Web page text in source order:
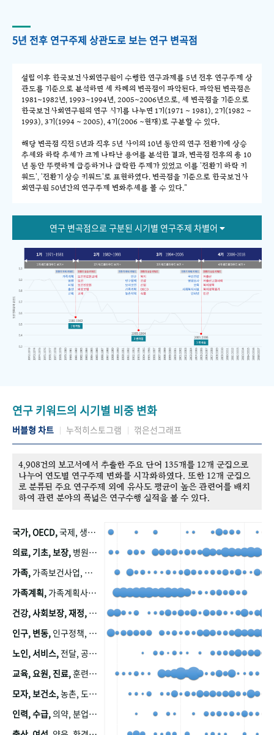
5년 전후 연구주제 상관도로 보는 연구 변곡점
설립 이후 한국보건사회연구원이 수행한 연구과제를 5년 전후 연구주제 상
관도를 기준으로 분석하면 세 차례의 변곡점이 파악된다. 파악된 변곡점은
1981~1982년, 1993~1994년, 2005~2006년으로, 세 변곡점을 기준으로
한국보건사회연구원의 연구 시기를 나누면 1기(1971 ~ 1981), 2기(1982 ~
1993), 3기(1994 ~ 2005), 4기(2006 ~현재)로 구분할 수 있다.
해당 변곡점 직전 5년과 직후 5년 사이의 10년 동안의 연구 전환기에 상승
추세와 하락 추세가 크게 나타난 용어를 분석한 결과, 변곡점 전후의 총 10
년 동안 뚜렷하게 급증하거나 급락한 주제가 있었고 이를 '전환기 하락 키
워드', '전환기 상승 키워드'로 표현하였다. 변곡점을 기준으로 한국보건사
회연구원 50년간의 연구주제 변화추세를 볼 수 있다."
연구 변곡점으로 구분된 시기별 연구주제 차별어
연구 키워드의 시기별 비중 변화
버블형 차트 누적히스토그램 꺾은선그래프
4,908건의 보고서에서 추출한 주요 단어 135개를 12개 군집으로
나누어 연도별 연구주제 변화를 시각화하였다. 또한 12개 군집으
로 분류된 주요 연구주제 외에 유사도 평균이 높은 관련어를 배치
하여 관련 분야의 폭넓은 연구수행 실적을 볼 수 있다.
국가, OECD,국제, 생산, 아시아, 태평양, 태평양지역, 참가
의료, 기초, 보장, 병원, 가정, 연금, 연계, 공적, 일본, 생활, 국민기초생활보장제도, 국민연금, 기금, 저소득층, 근로, 자활, 급여, 환자, 의료비, 모니터링, 한국복지패널, 소득, 지표, 빈곤, 노후, 장애인
가족, 가족보건사업, 산업, 친화, 전국, 출산력
가족계획, 가족계획사업, 가족계획사업평가, 한국가족계획사업, 피임, 보급, 부인, 자궁, 피임약
건강, 사회보장, 재정,
인구, 변동, 인구정책, 저출산, 고령사회, 고령화, 이동, 남북한, 지방자치단체, 컨설팅, 복지정책평가, 집, 사회개발
노인, 서비스, 전달, 공공, 보육, 수요, 공급, 사회서비스, 데이터, 보호, 요양, 아동, 예방, 청소년, 효율, 자원
교육, 요원, 진료,훈련, 보건요원, 마을, 마을건강사업, 보조원, 진료원, 보건진료원, 보건진료원교재
모자, 보건소,농촌, 도시, 금연, 농촌지역, 모자보건사업
인력, 수급,의약, 분업, 식품, 의약품, 의사, 안전